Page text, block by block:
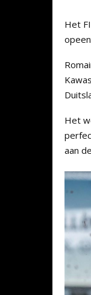
Het
Het
aan